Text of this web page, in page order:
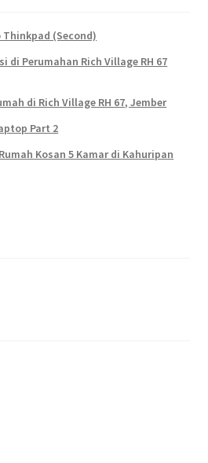
Thinkpad (Second)
di Perumahan Rich Village RH 67
di Rich Village RH 67, Jember
Part 2
Kosan 5 Kamar di Kahuripan